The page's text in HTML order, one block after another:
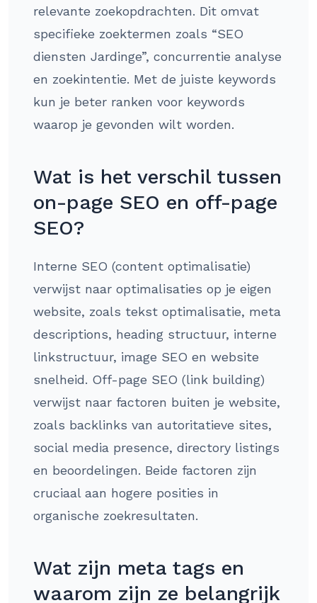
relevante zoekopdrachten. Dit omvat
specifieke zoektermen zoals “SEO
diensten Jardinge”, concurrentie analyse
en zoekintentie. Met de juiste keywords
kun je beter ranken voor keywords
waarop je gevonden wilt worden.
Wat is het verschil tussen
on-page SEO en off-page
SEO?
Interne SEO (content optimalisatie)
verwijst naar optimalisaties op je eigen
website, zoals tekst optimalisatie, meta
descriptions, heading structuur, interne
linkstructuur, image SEO en website
snelheid. Off-page SEO (link building)
verwijst naar factoren buiten je website,
zoals backlinks van autoritatieve sites,
social media presence, directory listings
en beoordelingen. Beide factoren zijn
cruciaal aan hogere posities in
organische zoekresultaten.
Wat zijn meta tags en
waarom zijn ze belangrijk